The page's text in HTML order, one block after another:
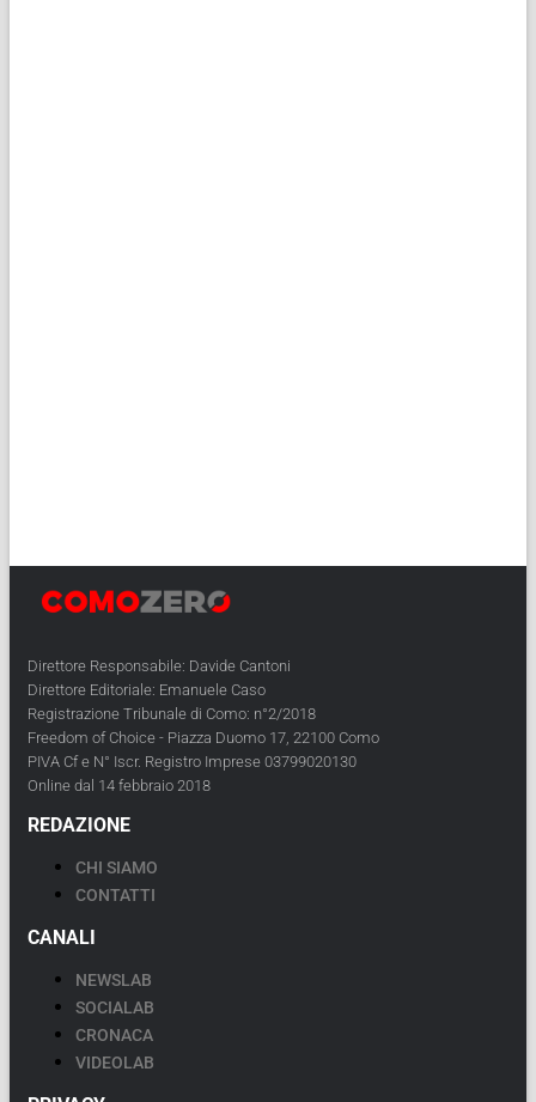
Direttore Responsabile: Davide Cantoni
Direttore Editoriale: Emanuele Caso
Registrazione Tribunale di Como: n°2/2018
Freedom of Choice - Piazza Duomo 17, 22100 Como
PIVA Cf e N° Iscr. Registro Imprese 03799020130
Online dal 14 febbraio 2018
REDAZIONE
CHI SIAMO
CONTATTI
CANALI
NEWSLAB
SOCIALAB
CRONACA
VIDEOLAB